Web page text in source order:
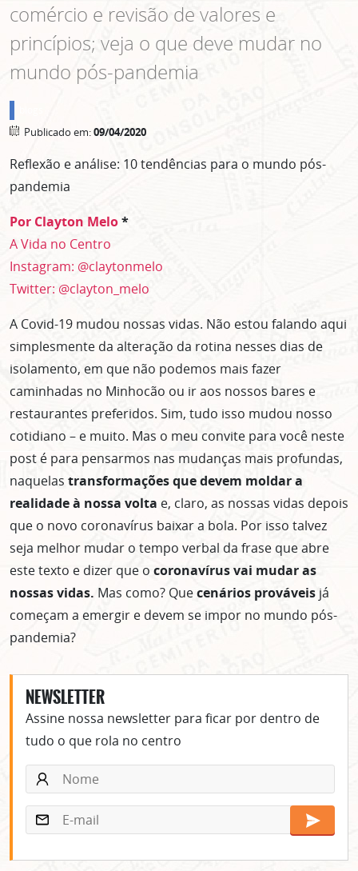
comércio e revisão de valores e
princípios; veja o que deve mudar no
mundo pós-pandemia
Publicado em:09/04/2020
Reflexão e análise: 10 tendências para o mundo pós-
pandemia
Por Clayton Melo*
A Vida no Centro
Instagram: @claytonmelo
Twitter: @clayton_melo
A Covid-19 mudou nossas vidas. Não estou falando aqui
simplesmente da alteração da rotina nesses dias de
isolamento, em que não podemos mais fazer
caminhadas no Minhocão ou ir aos nossos bares e
restaurantes preferidos. Sim, tudo isso mudou nosso
cotidiano – e muito. Mas o meu convite para você neste
post é para pensarmos nas mudanças mais profundas,
naquelas transformações que devem moldar a
realidade à nossa volta e, claro, as nossas vidas depois
que o novo coronavírus baixar a bola. Por isso talvez
seja melhor mudar o tempo verbal da frase que abre
este texto e dizer que o coronavírus vai mudar as
nossas vidas. Mas como? Quecenários prováveis já
começam a emergir e devem se impor no mundo pós-
pandemia?
NEWSLETTER
Assine nossa newsletter para ficar por dentro de
tudo o que rola no centro